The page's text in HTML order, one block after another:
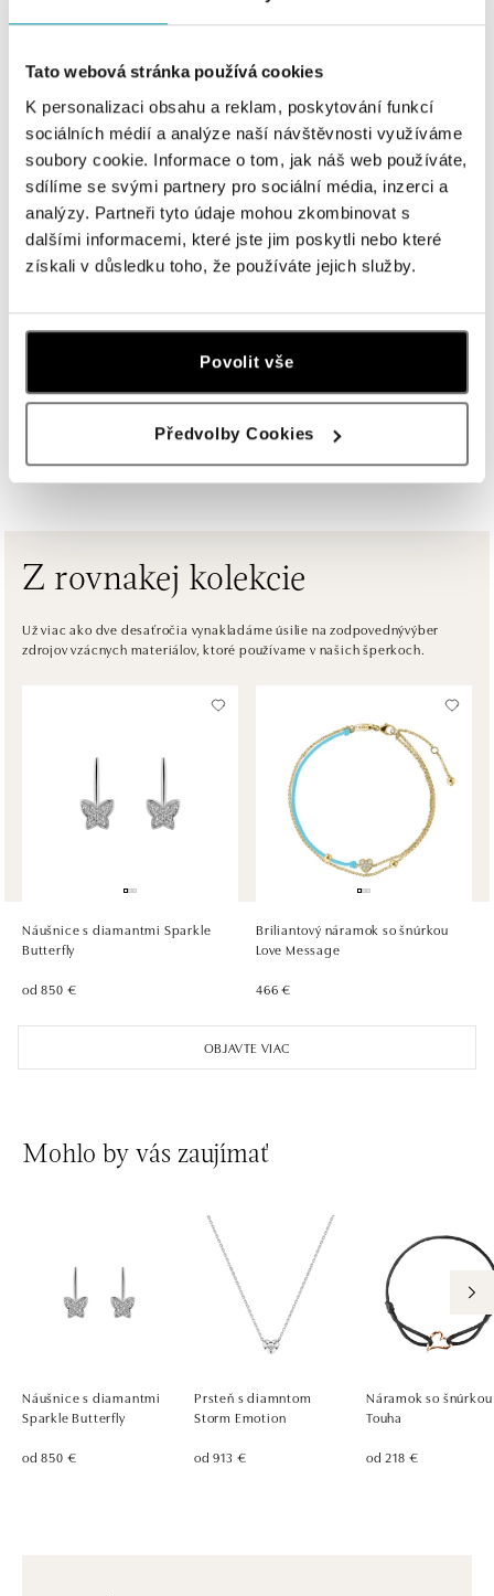
Tato webová stránka používá cookies
K personalizaci obsahu a reklam, poskytování funkcí
sociálních médií a analýze naší návštěvnosti využíváme
soubory cookie. Informace o tom, jak náš web používáte,
sdílíme se svými partnery pro sociální média, inzerci a
analýzy. Partneři tyto údaje mohou zkombinovat s
dalšími informacemi, které jste jim poskytli nebo které
získali v důsledku toho, že používáte jejich služby.
Povolit vše
Předvolby Cookies
ALOve OC Aupark, Bratislava
tel.: +421917090556
zajtra otvorené od 09:00
ALOve OC Eurovea, Bratislava
Pribinova 8, 811 09 Bratislava
tel.: +421917090467
zajtra otvorené od 10:00
HALADA OC Avion, Bratislava
Ivanská cesta 16, 821 04 Bratislava
zajtra otvorené od 09:00
HALADA OC Eurovea, Bratislava
ALOve OC Nový Smíchov, Praha 5
Plzeňská 8, 150 00 Praha 5 - Anděl
tel.: +420736509250
U Dálnice 777, 664 42 Brno
tel.: +420604389337
zajtra otvorené od 09:00
ALOve Westfield Černý most, Praha 9
Chlumecká 765/6, 198 19 Praha 9
zajtra otvorené od 09:00
Roztylská 2321/19, 148 00 Praha 4 - Chodov
zajtra otvorené od 09:00
Z rovnakej kolekcie
Už viac ako dve desaťročia vynakladáme úsilie na zodpovednývýber
zdrojov vzácnych materiálov, ktoré používame v našich šperkoch.
OBJAVTE VIAC
Náušnice s diamantmi Sparkle
Butterfly
od 850 €
Briliantový náramok so šnúrkou
Love Message
466 €
Mohlo by vás zaujímať
Náušnice s diamantmi
Sparkle Butterfly
od 850 €
Prsteň s diamntom
Storm Emotion
od 913 €
Náramok so šnúrkou
Touha
od 218 €